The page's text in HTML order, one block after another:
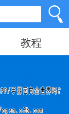
教程